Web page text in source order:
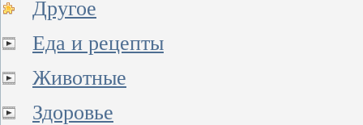
Другое
Еда и рецепты
Животные
Здоровье